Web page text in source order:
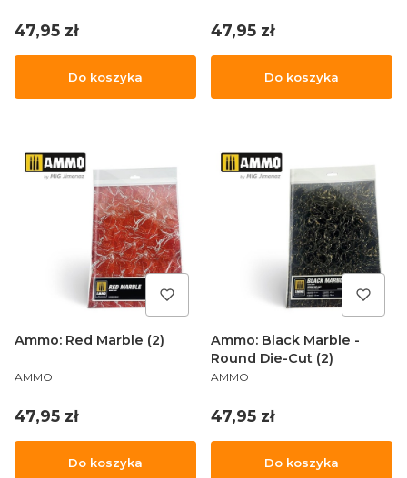
Cena
47,95 zł
Do koszyka
Cena
47,95 zł
Do koszyka
Ammo: Red Marble (2)
PRODUCENT
AMMO
Cena
47,95 zł
Do koszyka
Ammo: Black Marble -
Round Die-Cut (2)
PRODUCENT
AMMO
Cena
47,95 zł
Do koszyka